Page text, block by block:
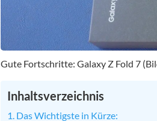
Gute Fortschritte: Galaxy Z Fold 7
Inhaltsverzeichnis
Das Wichtigste in Kürze: